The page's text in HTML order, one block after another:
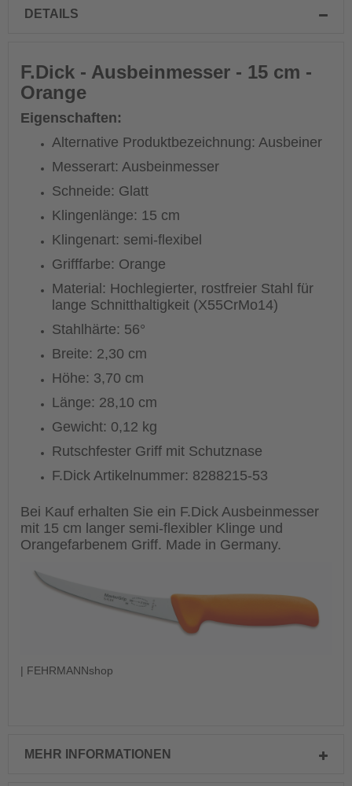
DETAILS
F.Dick - Ausbeinmesser - 15 cm -
Orange
Eigenschaften:
Alternative Produktbezeichnung: Ausbeiner
Messerart: Ausbeinmesser
Schneide: Glatt
Klingenlänge: 15 cm
Klingenart: semi-flexibel
Grifffarbe: Orange
Material: Hochlegierter, rostfreier Stahl für
lange Schnitthaltigkeit (X55CrMo14)
Stahlhärte: 56°
Breite: 2,30 cm
Höhe: 3,70 cm
Länge: 28,10 cm
Gewicht: 0,12 kg
Rutschfester Griff mit Schutznase
F.Dick Artikelnummer: 8288215-53
Bei Kauf erhalten Sie ein F.Dick Ausbeinmesser
mit 15 cm langer semi-flexibler Klinge und
Orangefarbenem Griff. Made in Germany.
| FEHRMANNshop
MEHR INFORMATIONEN